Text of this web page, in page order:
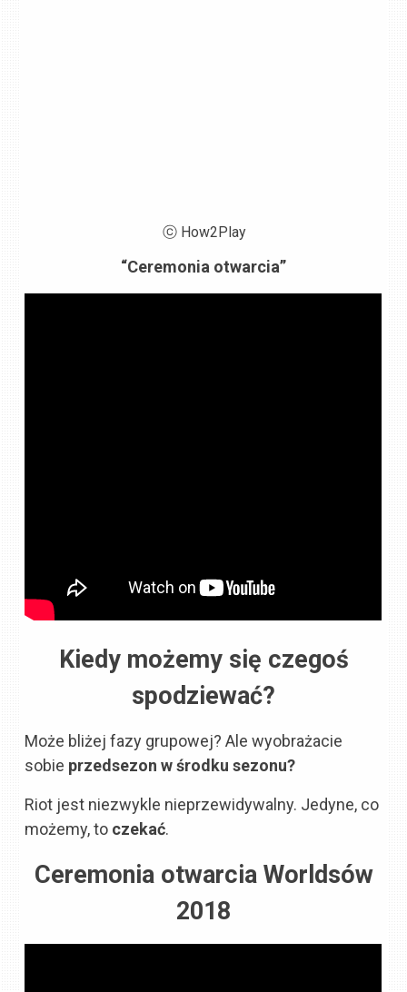
ⓒ How2Play
“Ceremonia otwarcia”
Kiedy możemy się czegoś
spodziewać?
Może bliżej fazy grupowej? Ale wyobrażacie
sobie przedsezon w środku sezonu?
Riot jest niezwykle nieprzewidywalny. Jedyne, co
możemy, to czekać.
Ceremonia otwarcia Worldsów
2018